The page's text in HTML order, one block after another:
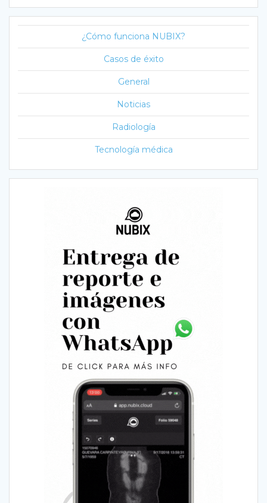
¿Cómo funciona NUBIX?
Casos de éxito
General
Noticias
Radiología
Tecnología médica